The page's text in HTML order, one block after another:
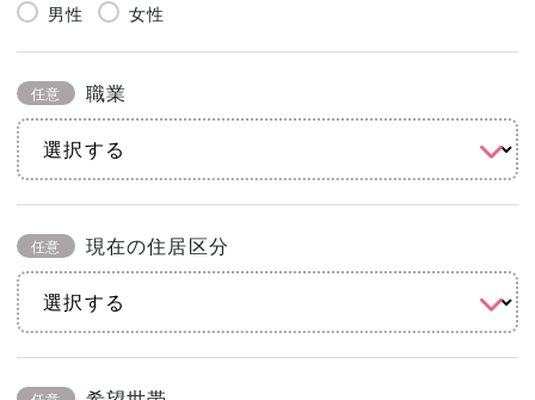
男性 女性
任意 職業
任意 現在の住居区分